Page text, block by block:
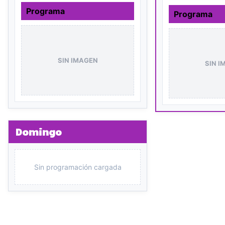
Programa
SIN IMAGEN
Programa
SIN
Domingo
Sin programación cargada